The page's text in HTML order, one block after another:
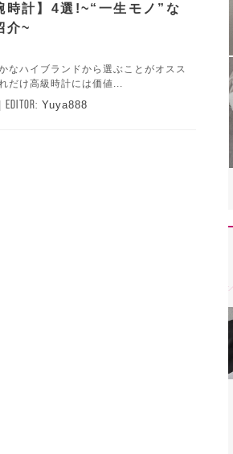
時計】4選!~“一生モノ”な
介~
なハイブランドから選ぶことがオスス
だけ高級時計には価値...
EDITOR: Yuya888